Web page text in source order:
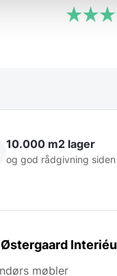
10.000 m2 lager
og god rådgivning siden
Østergaard
møbler